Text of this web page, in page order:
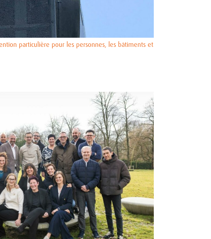
particulière pour les personnes, les bâtiments et